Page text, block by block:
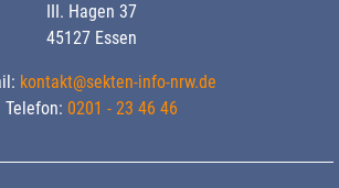
III. Hagen 37
45127 Essen
kontakt@sekten-info-nrw.de
Telefon: 0201 - 23 46 46